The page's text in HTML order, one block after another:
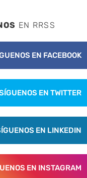
EN RRSS
EN FACEBOOK
EN TWITTER
EN LINKEDIN
EN INSTAGRAM